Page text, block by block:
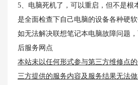
5、电脑死机了，可以重启，但不是根
是全面检查下自己电脑的设备各种硬软
如无法解决联想笔记本电脑故障问题
后服务网点
本站未以任何形式参与第三方维修点
三方提供的服务内容及服务结果无法